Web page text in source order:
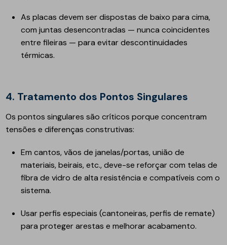
As placas devem ser dispostas de baixo para cima,
com juntas desencontradas — nunca coincidentes
entre fileiras — para evitar descontinuidades
térmicas.
4. Tratamento dos Pontos Singulares
Os pontos singulares são críticos porque concentram
tensões e diferenças construtivas:
Em cantos, vãos de janelas/portas, união de
materiais, beirais, etc., deve-se reforçar com telas de
fibra de vidro de alta resistência e compatíveis com o
sistema.
Usar perfis especiais (cantoneiras, perfis de remate)
para proteger arestas e melhorar acabamento.